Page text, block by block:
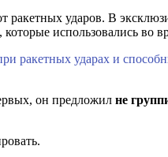
ракетных ударов. В
использовались во
ракетных ударах и
он предложил не